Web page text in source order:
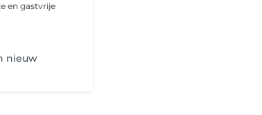
en gastvrije
nieuw